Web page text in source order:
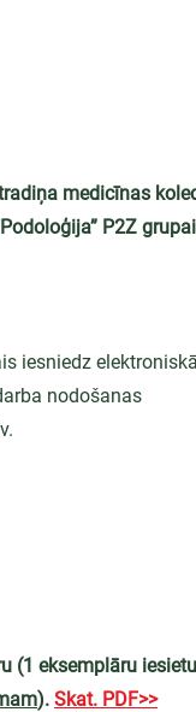
medicīnas
P2Z
iesniedz
nodošanas
(1 eksemplāru
). Skat. PDF>>